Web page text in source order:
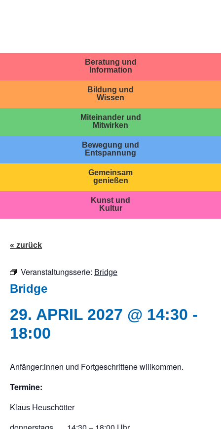
Beratung und
Information
Bildung und
Wissen
Miteinander und
Mitwirken
Bewegung und
Entspannung
Gemeinsam
genießen
Kunst und
Kultur
« zurück
Veranstaltungsserie: Bridge
Bridge
29. APRIL 2027 @ 14:30 -
18:00
Anfänger:innen und Fortgeschrittene willkommen.
Termine:
Klaus Heuschötter